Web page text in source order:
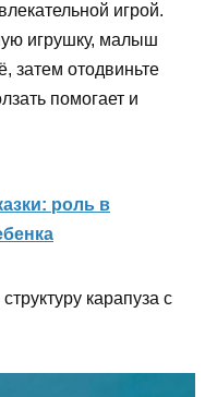
игрой.
игрушку, малыш
затем отодвиньте
помогает и
роль в
карапуза с